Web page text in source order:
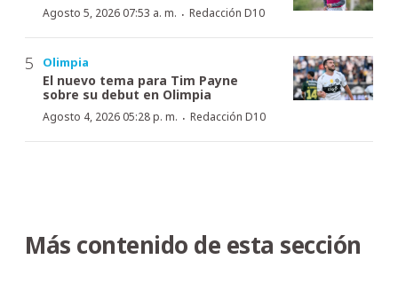
Agosto 5, 2026 07:53 a. m. · Redacción D10
Olimpia
El nuevo tema para Tim Payne
sobre su debut en Olimpia
Agosto 4, 2026 05:28 p. m. · Redacción D10
Más contenido de esta sección